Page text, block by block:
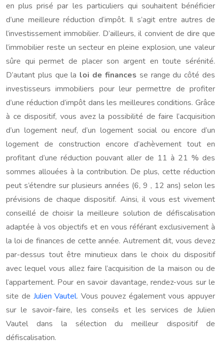
en plus prisé par les particuliers qui souhaitent bénéficier
d’une meilleure réduction d’impôt. Il s’agit entre autres de
l’investissement immobilier. D’ailleurs, il convient de dire que
l’immobilier reste un secteur en pleine explosion, une valeur
sûre qui permet de placer son argent en toute sérénité.
D’autant plus que la loi de finances se range du côté des
investisseurs immobiliers pour leur permettre de profiter
d’une réduction d’impôt dans les meilleures conditions. Grâce
à ce dispositif, vous avez la possibilité de faire l’acquisition
d’un logement neuf, d’un logement social ou encore d’un
logement de construction encore d’achèvement tout en
profitant d’une réduction pouvant aller de 11 à 21 % des
sommes allouées à la contribution. De plus, cette réduction
peut s’étendre sur plusieurs années (6, 9 , 12 ans) selon les
prévisions de chaque dispositif. Ainsi, il vous est vivement
conseillé de choisir la meilleure solution de défiscalisation
adaptée à vos objectifs et en vous référant exclusivement à
la loi de finances de cette année. Autrement dit, vous devez
par-dessus tout être minutieux dans le choix du dispositif
avec lequel vous allez faire l’acquisition de la maison ou de
l’appartement. Pour en savoir davantage, rendez-vous sur le
site de Julien Vautel. Vous pouvez également vous appuyer
sur le savoir-faire, les conseils et les services de Julien
Vautel dans la sélection du meilleur dispositif de
défiscalisation.